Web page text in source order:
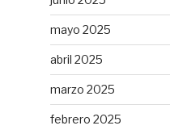
mayo 2025
abril 2025
marzo 2025
febrero 2025